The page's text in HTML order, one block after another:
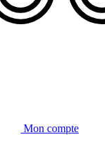
Mon compte